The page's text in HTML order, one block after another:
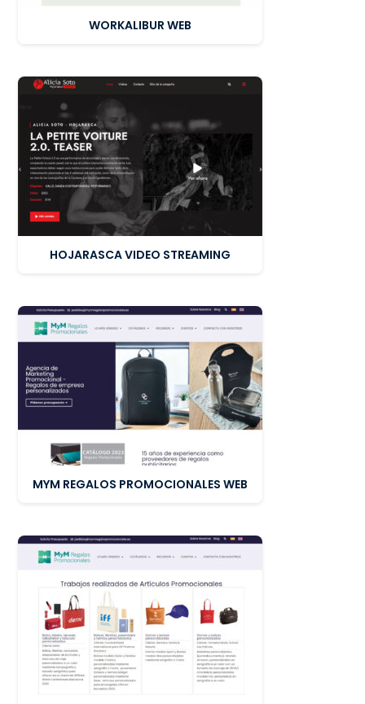
WORKALIBUR WEB
HOJARASCA VIDEO STREAMING
MYM REGALOS PROMOCIONALES WEB